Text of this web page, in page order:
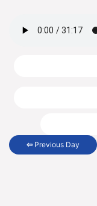
⇦ Previous Day